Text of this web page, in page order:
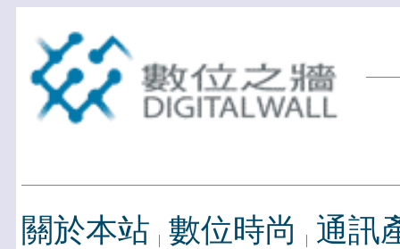
關於本站 數位時尚
通訊